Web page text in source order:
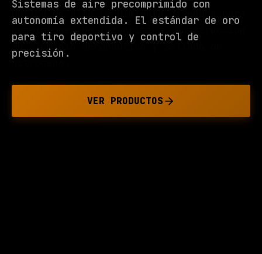
Sistemas de aire precomprimido con
autonomía extendida. El estándar de oro
para tiro deportivo y control de
precisión.
VER PRODUCTOS